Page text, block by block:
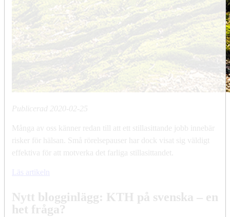
Publicerad 2020-02-25
Många av oss känner redan till att ett stillasittande jobb innebär
risker för hälsan. Små rörelsepauser har dock visat sig väldigt
effektiva för att motverka det farliga stillasittandet.
Läs artikeln
Nytt blogginlägg: KTH på svenska – en
het fråga?